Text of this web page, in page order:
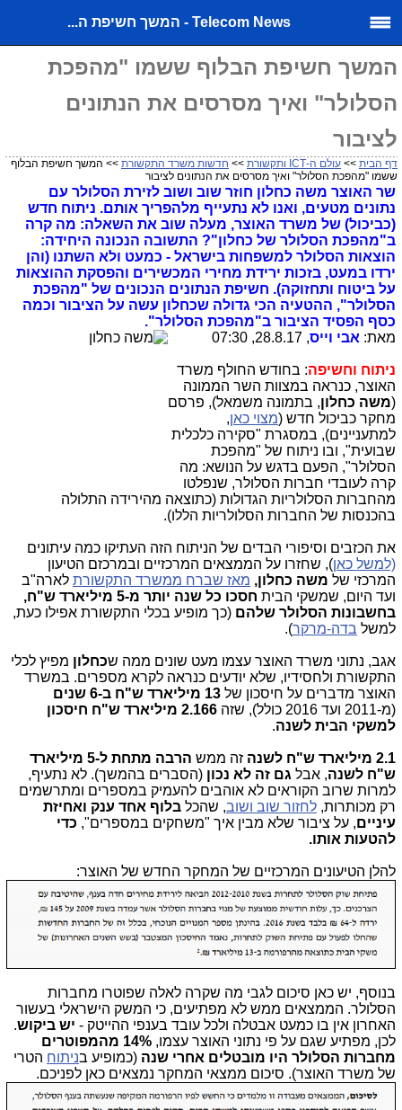
Telecom News - המשך חשיפת ה...
המשך חשיפת הבלוף ששמו "מהפכת
הסלולר" ואיך מסרסים את הנתונים
לציבור
דף הבית >> עולם ה-ICT ותקשורת >> חדשות משרד התקשורת >> המשך חשיפת הבלוף
ששמו "מהפכת הסלולר" ואיך מסרסים את הנתונים לציבור
שר האוצר משה כחלון חוזר שוב ושוב לזירת הסלולר עם
נתונים מטעים, ואנו לא נתעייף מלהפריך אותם. ניתוח חדש
(כביכול) של משרד האוצר, מעלה שוב את השאלה: מה קרה
ב"מהפכת הסלולר של כחלון"? התשובה הנכונה היחידה:
הוצאות הסלולר למשפחות בישראל - כמעט ולא השתנו (והן
ירדו במעט, בזכות ירידת מחירי המכשירים והפסקת ההוצאות
על ביטוח ותחזוקה). חשיפת הנתונים הנכונים של "מהפכת
הסלולר", ההטעיה הכי גדולה שכחלון עשה על הציבור וכמה
כסף הפסיד הציבור ב"מהפכת הסלולר".
מאת: אבי וייס, 28.8.17, 07:30
ניתוח וחשיפה: בחודש החולף משרד
האוצר, כנראה במצוות השר הממונה
(משה כחלון, בתמונה משמאל), פרסם
מחקר כביכול חדש (מצוי כאן,
למתעניינים), במסגרת "סקירה כלכלית
שבועית", ובו ניתוח של "מהפכת
הסלולר", הפעם בדגש על הנושא: מה
קרה לעובדי חברות הסלולר, שנפלטו
מהחברות הסלולריות הגדולות (כתוצאה מהירידה התלולה
בהכנסות של החברות הסלולריות הללו).
את הכזבים וסיפורי הבדים של הניתוח הזה העתיקו כמה עיתונים
(למשל כאן), שחזרו על הממצאים המרכזיים ובמרכזם הטיעון
המרכזי של משה כחלון, מאז שברח ממשרד התקשורת לארה"ב
ועד היום, שמשקי הבית
חסכו כל שנה יותר מ-5 מיליארד ש"ח,
בחשבונות הסלולר שלהם (כך מופיע בכלי התקשורת אפילו כעת,
למשל בדה-מרקר).
אגב, נתוני משרד האוצר עצמו מעט שונים ממה שכחלון מפיץ לכלי
התקשורת ולחסידיו, שלא יודעים כנראה לקרא מספרים. במשרד
האוצר מדברים על חיסכון של 13 מיליארד ש"ח ב-6 שנים
(מ-2011 ועד 2016 כולל), שזה
2.166 מיליארד ש"ח חיסכון
למשקי הבית לשנה.
2.1 מיליארד ש"ח לשנה זה ממש
הרבה מתחת ל-5 מיליארד
ש"ח לשנה, אבל גם זה לא נכון (הסברים בהמשך). לא נתעיף,
למרות שרוב הקוראים לא אוהבים להעמיק במספרים ומתרשמים
רק מכותרות, לחזור שוב ושוב, שהכל בלוף אחד ענק ואחיזת
עיניים, על ציבור שלא מבין איך "משחקים במספרים", כדי
להטעות אותו.
להלן הטיעונים המרכזיים של המחקר החדש של האוצר:
בנוסף, יש כאן סיכום לגבי מה שקרה לאלה שפוטרו מחברות
הסלולר. הממצאים ממש לא מפתיעים, כי המשק הישראלי בעשור
האחרון אין בו כמעט אבטלה ולכל עובד בענפי ההייטק - יש ביקוש.
לכן, מפתיע שגם על פי נתוני האוצר עצמו,
14% מהמפוטרים
מחברות הסלולר היו מובטלים אחרי שנה (כמופיע בניתוח הטרי
של משרד האוצר). סיכום ממצאי המחקר נמצאים כאן לפניכם.